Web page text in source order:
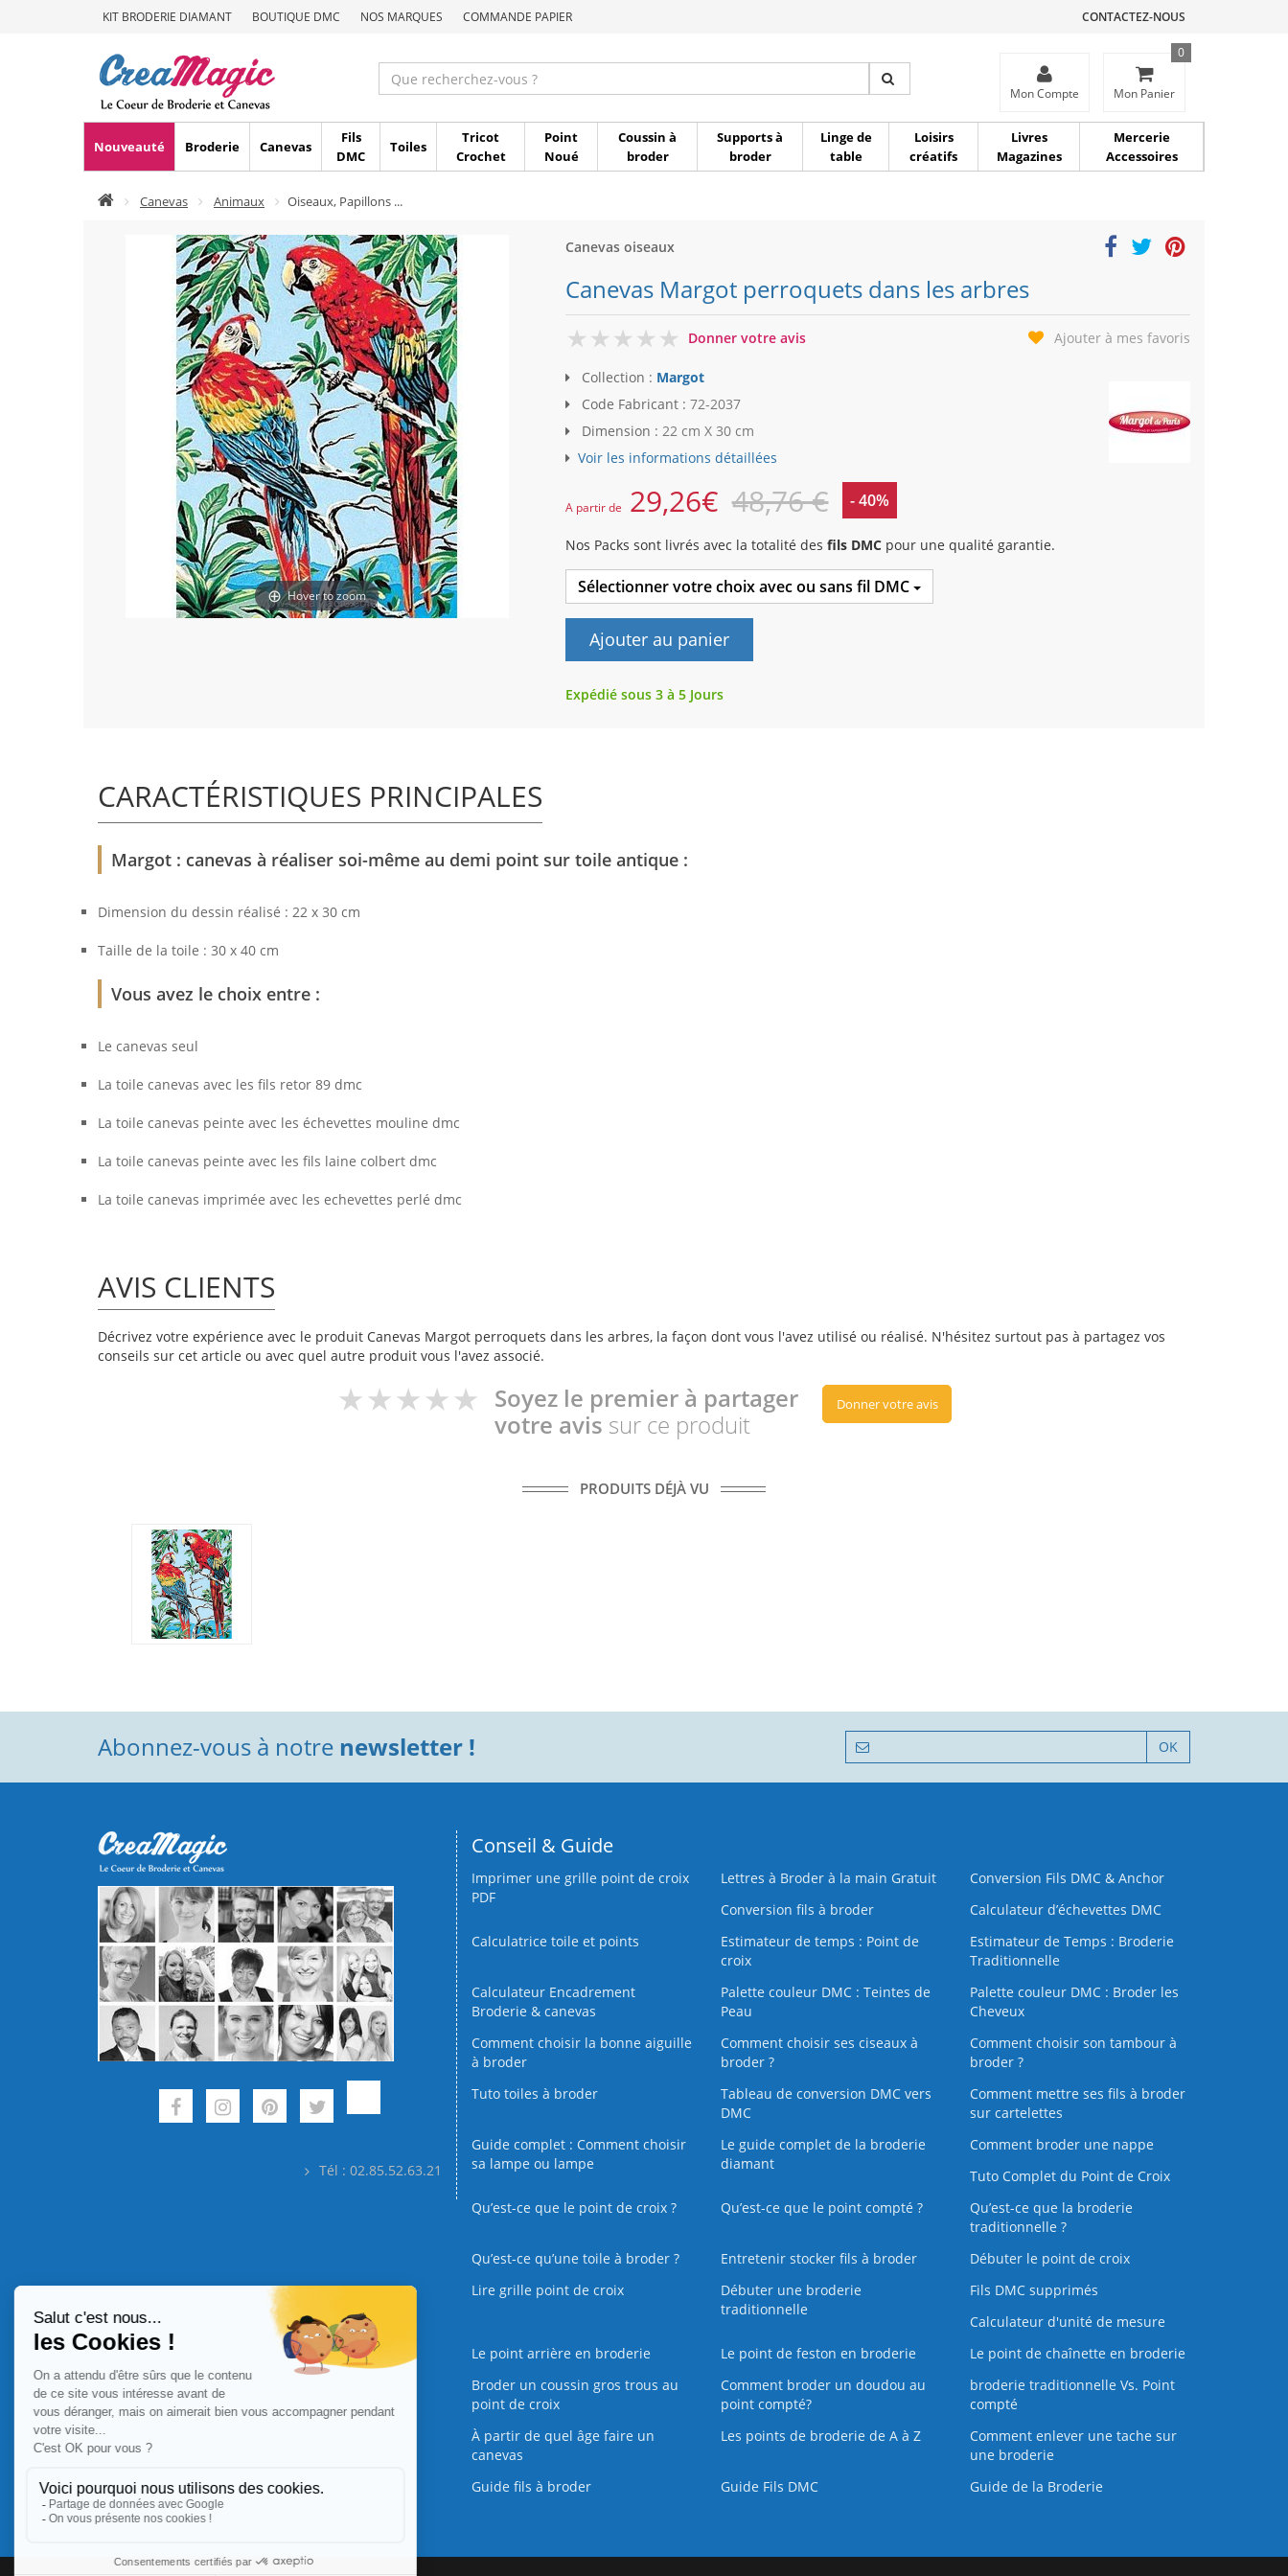
KIT BRODERIE DIAMANT BOUTIQUE DMC NOS MARQUES COMMANDE PAPIER CONTACTEZ-NOUS
Mon Compte Mon Panier
0
Nouveauté Broderie Canevas
Fils
DMC
Toiles
Tricot
Crochet
Point
Noué
Coussin à
broder
Supports à
broder
Linge de
table
Loisirs
créatifs
Livres
Magazines
Mercerie
Accessoires
Canevas Animaux Oiseaux, Papillons ...
Hover to zoom
Canevas oiseaux
Canevas Margot perroquets dans les arbres
0
Donner votre avis Ajouter à mes favoris
Collection : Margot
Code Fabricant : 72-2037
Dimension : 22 cm X 30 cm
Voir les informations détaillées
A partir de 29,26€ 48,76 € - 40%
Nos Packs sont livrés avec la totalité des fils DMCpour une qualité garantie.
Sélectionner votre choix avec ou sans fil DMC
Ajouter au panier
Expédié sous 3 à 5 Jours
CARACTÉRISTIQUES PRINCIPALES
Margot : canevas à réaliser soi-même au demi point sur toile antique :
Dimension du dessin réalisé : 22 x 30 cm
Taille de la toile : 30 x 40 cm
Vous avez le choix entre :
Le canevas seul
La toile canevas avec les fils retor 89 dmc
La toile canevas peinte avec les échevettes mouline dmc
La toile canevas peinte avec les fils laine colbert dmc
La toile canevas imprimée avec les echevettes perlé dmc
AVIS CLIENTS
Décrivez votre expérience avec le produit Canevas Margot perroquets dans les arbres, la façon dont vous l'avez utilisé ou réalisé. N'hésitez surtout pas à partagez vos
conseils sur cet article ou avec quel autre produit vous l'avez associé.
Soyez le premier à partager
votre avis sur ce produit
Donner votre avis
PRODUITS DÉJÀ VU
Abonnez-vous à notre newsletter ! OK
Tél : 02.85.52.63.21
Conseil & Guide
Imprimer une grille point de croix
PDF
Lettres à Broder à la main Gratuit
Conversion Fils DMC & Anchor
Conversion fils à broder
Calculateur d’échevettes DMC
Calculatrice toile et points
Estimateur de temps : Point de
croix
Estimateur de Temps : Broderie
Traditionnelle
Calculateur Encadrement
Broderie & canevas
Palette couleur DMC : Teintes de
Peau
Palette couleur DMC : Broder les
Cheveux
Comment choisir la bonne aiguille
à broder
Comment choisir ses ciseaux à
broder ?
Comment choisir son tambour à
broder ?
Tuto toiles à broder
Tableau de conversion DMC vers
DMC
Comment mettre ses fils à broder
sur cartelettes
Guide complet : Comment choisir
sa lampe ou lampe
Le guide complet de la broderie
diamant
Comment broder une nappe
Tuto Complet du Point de Croix
Qu’est-ce que le point de croix ?
Qu’est-ce que le point compté ?
Qu’est-ce que la broderie
traditionnelle ?
Qu’est‑ce qu’une toile à broder ?
Entretenir stocker fils à broder
Débuter le point de croix
Lire grille point de croix
Débuter une broderie
traditionnelle
Fils DMC supprimés
Calculateur d'unité de mesure
Le point arrière en broderie
Le point de feston en broderie
Le point de chaînette en broderie
Broder un coussin gros trous au
point de croix
Comment broder un doudou au
point compté?
broderie traditionnelle Vs. Point
compté
À partir de quel âge faire un
canevas
Les points de broderie de A à Z
Comment enlever une tache sur
une broderie
Guide fils à broder
Guide Fils DMC Guide de la Broderie